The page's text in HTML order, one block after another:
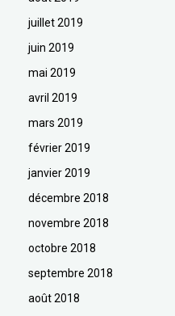
juillet 2019
juin 2019
mai 2019
avril 2019
mars 2019
février 2019
janvier 2019
décembre 2018
novembre 2018
octobre 2018
septembre 2018
août 2018